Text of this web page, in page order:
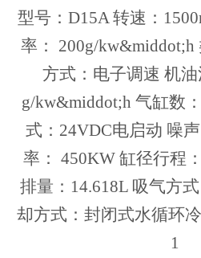
型号：D15A 转速：
率： 200g/kw&middot;h
方式：电子调速 机
g/kw&middot;h 气缸数
式：24VDC电启动 噪
率： 450KW 缸径行程
排量：14.618L 吸气方
却方式：封闭式水循环
1